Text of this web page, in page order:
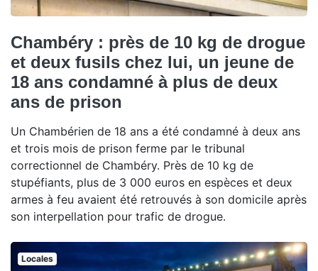
Chambéry : près de 10 kg de drogue
et deux fusils chez lui, un jeune de
18 ans condamné à plus de deux
ans de prison
Un Chambérien de 18 ans a été condamné à deux ans
et trois mois de prison ferme par le tribunal
correctionnel de Chambéry. Près de 10 kg de
stupéfiants, plus de 3 000 euros en espèces et deux
armes à feu avaient été retrouvés à son domicile après
son interpellation pour trafic de drogue.
Locales